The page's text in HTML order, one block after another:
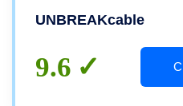
Mini, XR XS X SE 8 7 6,
UNBREAKcable
9.6